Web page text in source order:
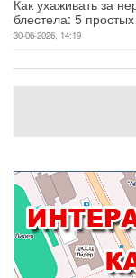
Как ухаживать за
блестела: 5
30-06-2026, 14:19